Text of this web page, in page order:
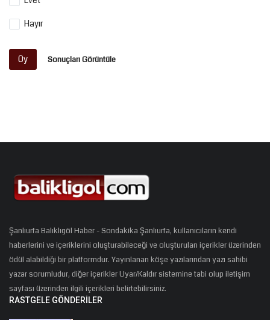
Hayır
Oy Sonuçları Görüntüle
Şanlıurfa Balıklıgöl Haber - Sondakika Şanlıurfa, kullanıcıların kendi
haberlerini ve içeriklerini oluşturabileceği ve oluşturulan içerikler üzerinden
ödül alabildiği bir platformdur. Yayınlanan köşe yazılarından yazı sahibi
yazar sorumludur, diğer içerikler Uyar/Kaldır sistemine tabi olup iletişim
sayfası üzerinden ilgili içerikleri belirtebilirsiniz.
RASTGELE GÖNDERILER